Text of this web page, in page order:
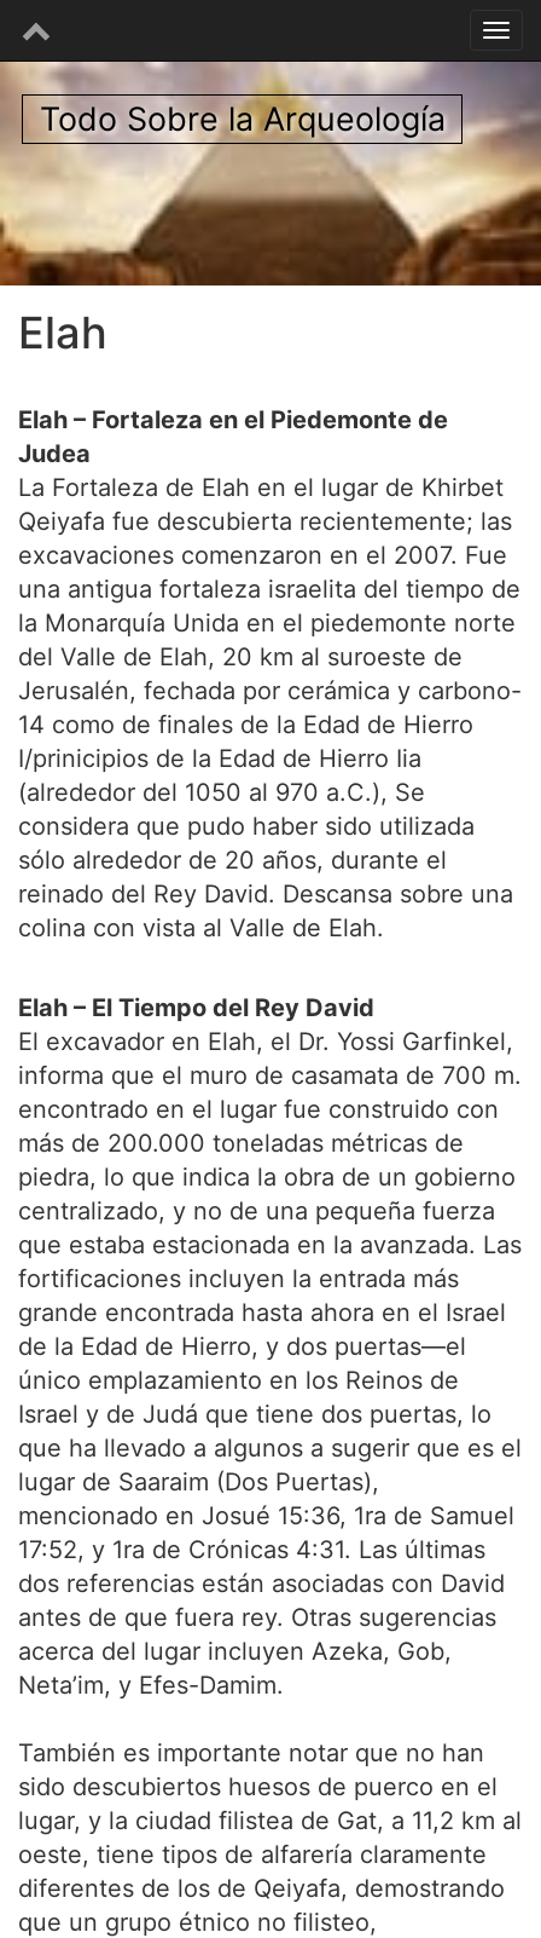
Todo Sobre la Arqueología
Elah
Elah – Fortaleza en el Piedemonte de
Judea
La Fortaleza de Elah en el lugar de Khirbet
Qeiyafa fue descubierta recientemente; las
excavaciones comenzaron en el 2007. Fue
una antigua fortaleza israelita del tiempo de
la Monarquía Unida en el piedemonte norte
del Valle de Elah, 20 km al suroeste de
Jerusalén, fechada por cerámica y carbono-
14 como de finales de la Edad de Hierro
I/prinicipios de la Edad de Hierro Iia
(alrededor del 1050 al 970 a.C.), Se
considera que pudo haber sido utilizada
sólo alrededor de 20 años, durante el
reinado del Rey David. Descansa sobre una
colina con vista al Valle de Elah.
Elah – El Tiempo del Rey David
El excavador en Elah, el Dr. Yossi Garfinkel,
informa que el muro de casamata de 700 m.
encontrado en el lugar fue construido con
más de 200.000 toneladas métricas de
piedra, lo que indica la obra de un gobierno
centralizado, y no de una pequeña fuerza
que estaba estacionada en la avanzada. Las
fortificaciones incluyen la entrada más
grande encontrada hasta ahora en el Israel
de la Edad de Hierro, y dos puertas—el
único emplazamiento en los Reinos de
Israel y de Judá que tiene dos puertas, lo
que ha llevado a algunos a sugerir que es el
lugar de Saaraim (Dos Puertas),
mencionado en Josué 15:36, 1ra de Samuel
17:52, y 1ra de Crónicas 4:31. Las últimas
dos referencias están asociadas con David
antes de que fuera rey. Otras sugerencias
acerca del lugar incluyen Azeka, Gob,
Neta’im, y Efes-Damim.
También es importante notar que no han
sido descubiertos huesos de puerco en el
lugar, y la ciudad filistea de Gat, a 11,2 km al
oeste, tiene tipos de alfarería claramente
diferentes de los de Qeiyafa, demostrando
que un grupo étnico no filisteo,